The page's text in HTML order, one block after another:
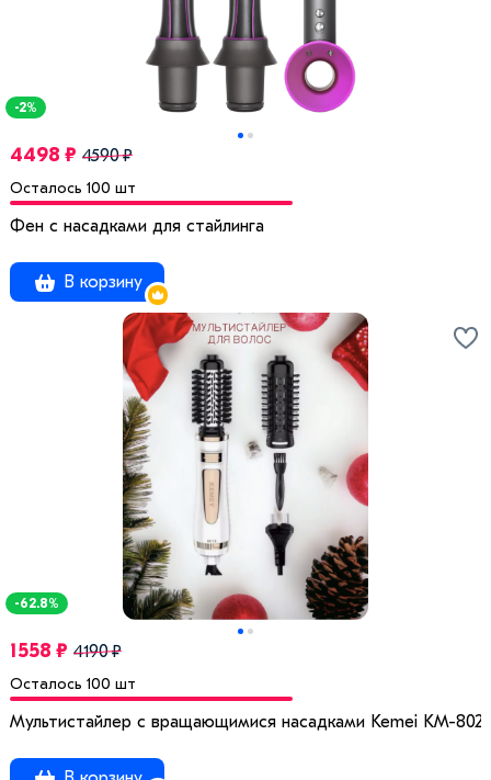
-2%
4498 ₽ 4590 ₽
Осталось 100 шт
Фен с насадками для стайлинга
В корзину
-62.8%
1558 ₽ 4190 ₽
Осталось 100 шт
Мультистайлер с вращающимися насадками Kemei KM-